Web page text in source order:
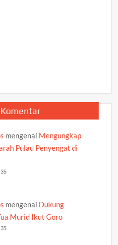
mengenai Mengungkap
Pulau Penyengat di
mengenai Dukung
Murid Ikut Goro